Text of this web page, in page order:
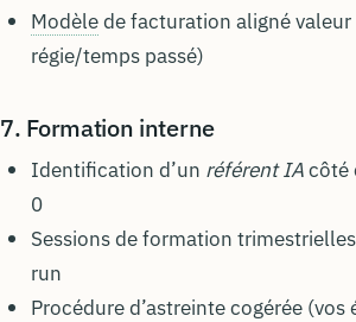
Modèlede facturation aligné valeur
régie/temps passé)
7. Formation interne
Identification d’un référent IAcôté
0
Sessions de formation
run
Procédure d’astreinte cogérée